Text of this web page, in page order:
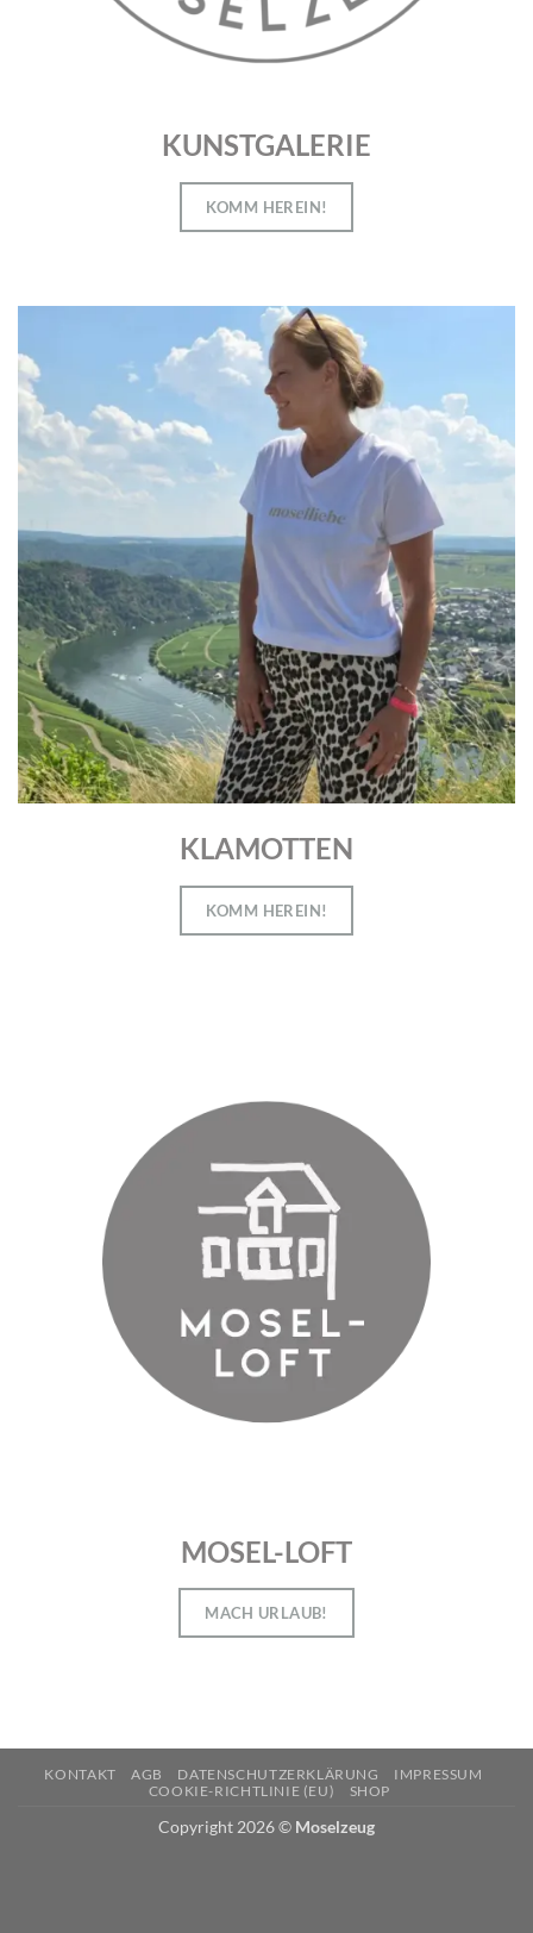
KUNSTGALERIE
KOMM HEREIN!
KLAMOTTEN
KOMM HEREIN!
MOSEL-LOFT
MACH URLAUB!
KONTAKT AGB DATENSCHUTZERKLÄRUNG
IMPRESSUM
COOKIE-RICHTLINIE (EU)
SHOP
Copyright 2026 © Moselzeug